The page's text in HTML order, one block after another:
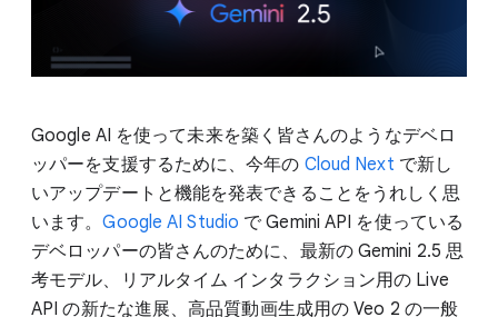
Google AI を使って未来を築く皆さんのようなデベロ
ッパーを支援するために、今年の Cloud Next で新し
いアップデートと機能を発表できることをうれしく思
います。Google AI Studio で Gemini API を使っている
デベロッパーの皆さんのために、最新の Gemini 2.5 思
考モデル、リアルタイム インタラクション用の Live
API の新たな進展、高品質動画生成用の Veo 2 の一般